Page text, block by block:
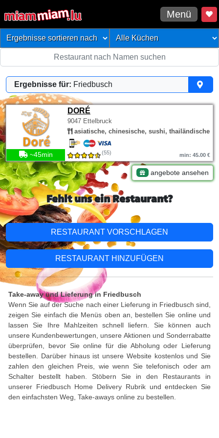
Menü
Ergebnisse für: Friedbusch
DORÉ
9047 Ettelbruck
asiatische, chinesische, sushi, thailändische
~45min (55) min: 45.00 €
angebote ansehen
Fehlt uns ein Restaurant?
RESTAURANT VORSCHLAGEN
RESTAURANT HINZUFÜGEN
Take-away und Lieferung in Friedbusch
Wenn Sie auf der Suche nach einer Lieferung in Friedbusch sind,
zeigen Sie einfach die Menüs oben an, bestellen Sie online und
lassen Sie Ihre Mahlzeiten schnell liefern. Sie können auch
unsere Kundenbewertungen, unsere Aktionen und Sonderrabatte
überprüfen, bevor Sie online für die Abholung oder Lieferung
bestellen. Darüber hinaus ist unsere Website kostenlos und Sie
zahlen den gleichen Preis, wie wenn Sie telefonisch oder am
Schalter bestellt haben. Stöbern Sie in den Restaurants in
unserer Friedbusch Home Delivery Rubrik und entdecken Sie
den einfachsten Weg, Take-aways online zu bestellen.